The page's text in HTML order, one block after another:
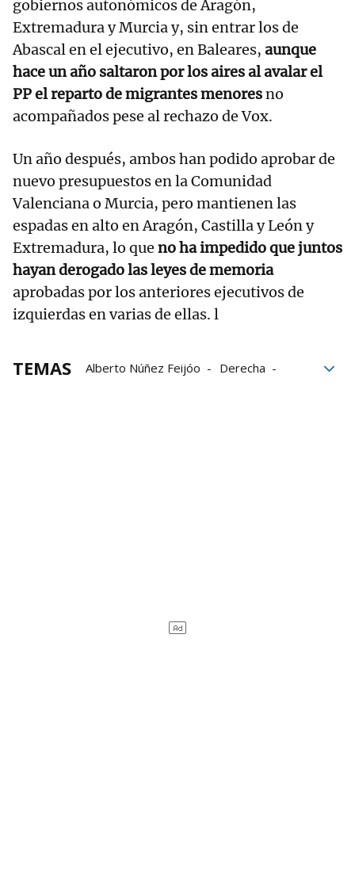
gobiernos autonómicos de Aragón,
Extremadura y Murcia y, sin entrar los de
Abascal en el ejecutivo, en Baleares, aunque
hace un año saltaron por los aires al avalar el
PP el reparto de migrantes menoresno
acompañados pese al rechazo de Vox.
Un año después, ambos han podido aprobar de
nuevo presupuestos en la Comunidad
Valenciana o Murcia, pero mantienen las
espadas en alto en Aragón, Castilla y León y
Extremadura, lo que no ha impedido que juntos
hayan derogado las leyes de memoria
aprobadas por los anteriores ejecutivos de
izquierdas en varias de ellas. l
TEMAS Alberto Núñez Feijóo
Derecha